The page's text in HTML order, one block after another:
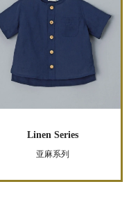
Linen Series
亚麻系列